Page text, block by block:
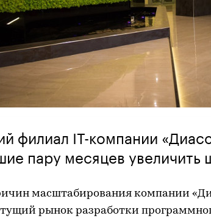
филиал IT-компании
пару месяцев увеличить
масштабирования компании
рынок разработки